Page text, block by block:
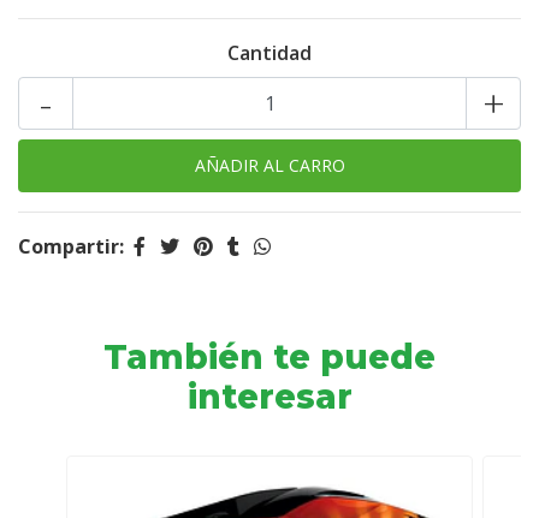
Cantidad
+
-
Compartir:
También te puede
interesar